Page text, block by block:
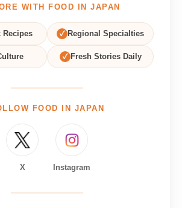
WITH FOOD IN JAPAN
Recipes ✓ Regional Specialties
✓ Fresh Stories Daily
FOOD IN JAPAN
X Instagram